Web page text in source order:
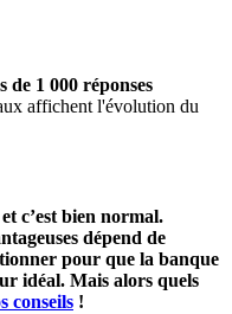
de 1 000 réponses
affichent l'évolution du
c’est bien normal.
dépend de
pour que la banque
idéal. Mais alors quels
conseils !